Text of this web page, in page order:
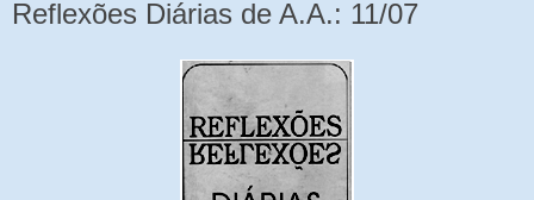
Reflexões Diárias de A.A.: 11/07